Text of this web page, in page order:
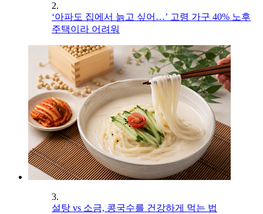
2.
‘아파도 집에서 늙고 싶어…’ 고령 가구 40% 노후
주택이라 어려워
3.
설탕 vs 소금, 콩국수를 건강하게 먹는 법